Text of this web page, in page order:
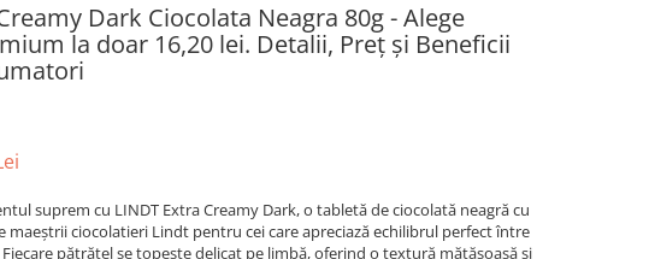
Dark Ciocolata Neagra 80g - Alege
la doar 16,20 lei. Detalii, Preț și Beneficii
suprem cu LINDT Extra Creamy Dark, o tabletă de ciocolată neagră cu
maeștrii ciocolatieri Lindt pentru cei care apreciază echilibrul perfect între
pătrățel se topește delicat pe limbă, oferind o textură mătăsoasă și